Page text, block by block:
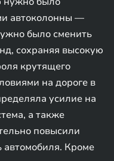
автоколонны —
было сменить
сохраняя высокую
крутящего
на дороге в
усилие на
а также
повысили
автомобиля. Кроме